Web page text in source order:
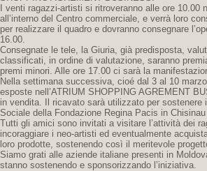
I venti ragazzi-artisti si ritroveranno alle ore 10.00
all’interno del Centro commerciale, e verrà loro
per realizzare il quadro e dovranno consegnare
16.00.
Consegnate le tele, la Giuria, già predisposta,
classificati, in ordine di valutazione, saranno
premi minori. Alle ore 17.00 ci sarà la
Nella settimana successiva, cioé dal 3 al 10
esposte nell’ATRIUM SHOPPING AGREMENT
in vendita. Il ricavato sarà utilizzato per sostenere
Sociale della Fondazione Regina Pacis in
Tutti gli amici sono invitati a visitare l’attività dei
incoraggiare i neo-artisti ed eventualmente
loro prodotte, sostenendo così il meritevole
Siamo grati alle aziende italiane presenti in
stanno sostenendo e sponsorizzando l’iniziativa.